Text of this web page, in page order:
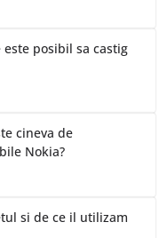
posibil sa castig
cineva de
Nokia?
si de ce il utilizam